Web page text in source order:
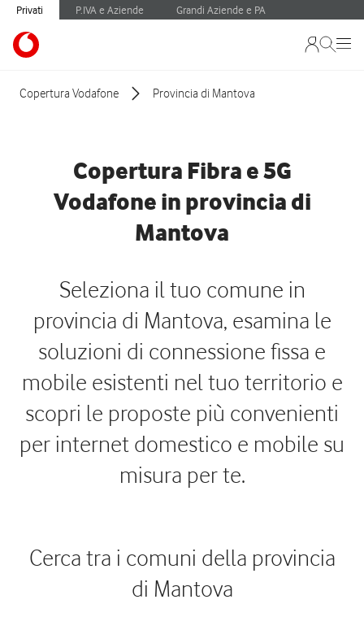
Privati P.IVA e Aziende Grandi Aziende e PA
Copertura Vodafone Provincia di Mantova
Copertura Fibra e 5G
Vodafone in provincia di
Mantova
Seleziona il tuo comune in
provincia di Mantova, esamina le
soluzioni di connessione fissa e
mobile esistenti nel tuo territorio e
scopri le proposte più convenienti
per internet domestico e mobile su
misura per te.
Cerca tra i comuni della provincia
di Mantova